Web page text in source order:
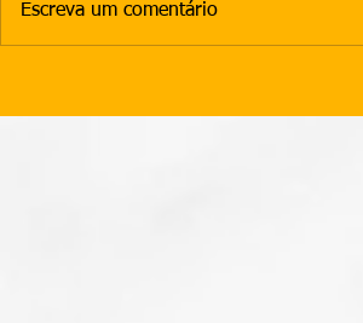
Escreva um comentário